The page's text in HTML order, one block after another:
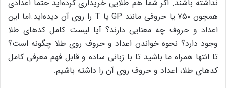
نداشته باشند. اگر شما هم طلایی خریداری کرده‌اید حتما اعدادی
همچون ۷۵۰ یا حروفی مانند GP یا T را روی آن دیده‌اید.اما این
اعداد و حروف چه معنایی دارند؟ آیا لیست کامل کدهای طلا
وجود دارد؟ نحوه خواندن اعداد و حروف روی طلا چگونه است؟
تا انتها همراه ما باشید تا با زبانی ساده و قابل فهم معرفی کامل
کدهای طلا، اعداد و حروف روی آن را داشته باشیم.